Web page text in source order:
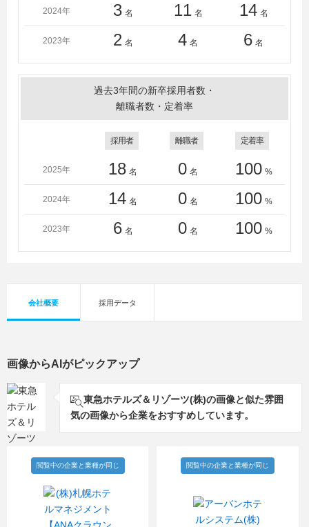
2024年 3 名 11 名 14 名
2023年 2 名 4 名 6 名
過去3年間の新卒採用者数・
離職者数・定着率
採用者 離職者 定着率
2025年 18 名 0 名 100 %
2024年 14 名 0 名 100 %
2023年 6 名 0 名 100 %
会社概要 採用データ
画像からAIがピックアップ
東急ホテルズ＆リゾーツ(株)の画像と似た雰囲
気の画像から企業をおすすめしています。
閲覧中の企業と業種が同じ 閲覧中の企業と業種が同じ